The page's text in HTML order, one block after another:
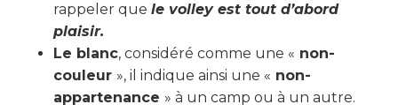
rappeler que le volley est tout d’abord
plaisir.
Le blanc, considéré comme une « non-
couleur », il indique ainsi une « non-
appartenance » à un camp ou à un autre.